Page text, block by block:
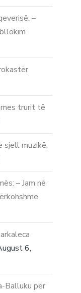
–
trurit të
sjell muzikë,
– Jam në
6,
Balluku për